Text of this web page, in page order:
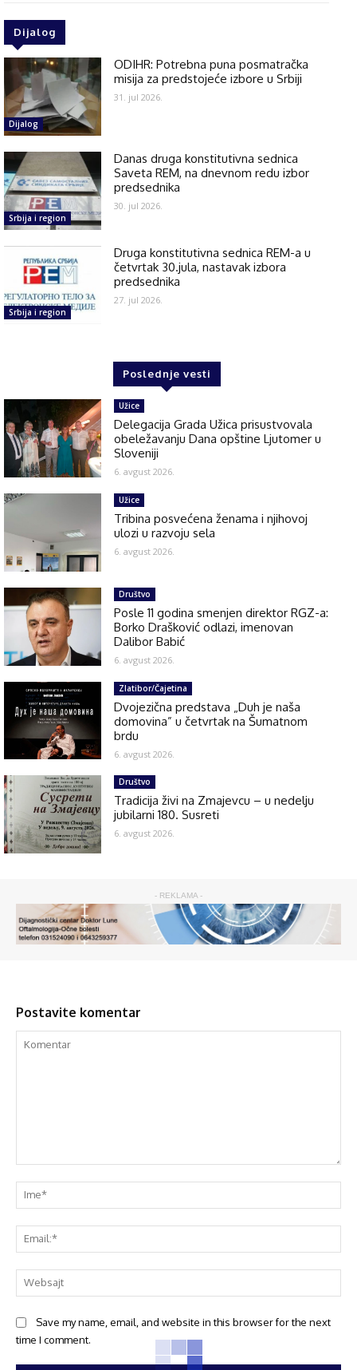
Dijalog
Dijalog
ODIHR: Potrebna puna posmatračka
misija za predstojeće izbore u Srbiji
31. jul 2026.
Srbija i region
Danas druga konstitutivna sednica
Saveta REM, na dnevnom redu izbor
predsednika
30. jul 2026.
Srbija i region
Druga konstitutivna sednica REM-a u
četvrtak 30.jula, nastavak izbora
predsednika
27. jul 2026.
Poslednje vesti
Užice
Delegacija Grada Užica prisustvovala
obeležavanju Dana opštine Ljutomer u
Sloveniji
6. avgust 2026.
Užice
Tribina posvećena ženama i njihovoj
ulozi u razvoju sela
6. avgust 2026.
Društvo
Posle 11 godina smenjen direktor RGZ-a:
Borko Drašković odlazi, imenovan
Dalibor Babić
6. avgust 2026.
Zlatibor/Čajetina
Dvojezična predstava „Duh je naša
domovina” u četvrtak na Šumatnom
brdu
6. avgust 2026.
Društvo
Tradicija živi na Zmajevcu – u nedelju
jubilarni 180. Susreti
6. avgust 2026.
- REKLAMA -
Postavite komentar
Save my name, email, and website in this browser for the next
time I comment.